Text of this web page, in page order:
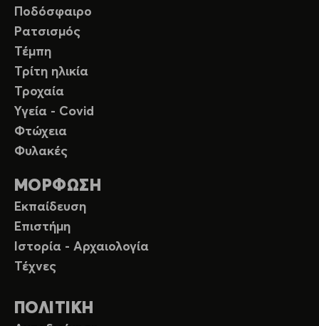
Ποδόσφαιρο
Ρατσισμός
Τέμπη
Τρίτη ηλικία
Τροχαία
Υγεία - Covid
Φτώχεια
Φυλακές
ΜΟΡΦΩΣΗ
Εκπαίδευση
Επιστήμη
Ιστορία - Αρχαιολογία
Τέχνες
ΠΟΛΙΤΙΚΗ